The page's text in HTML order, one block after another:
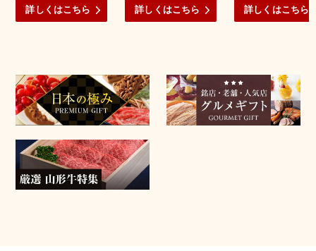
詳しくはこちら 詳しくはこちら 詳しくはこちら